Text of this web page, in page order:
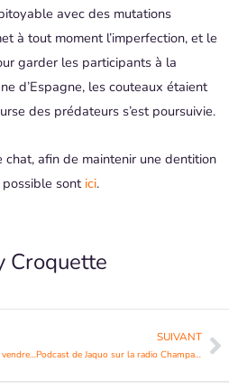
avec des mutations
à tout moment l’imperfection, et le
garder les participants à la
d’Espagne, les couteaux étaient
des prédateurs s’est poursuivie.
afin de maintenir une dentition
sont ici.
Croquette
Article de Jaquo sur l’hebdo du vendredi
SUIVANT
Podcast de Jaquo sur la radio Champagne FM